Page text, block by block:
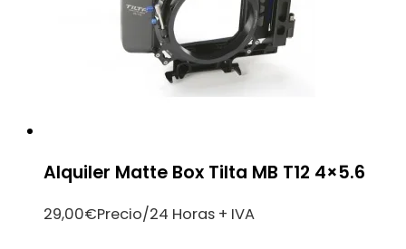
Alquiler Matte Box Tilta MB T12 4×5.6
29,00€Precio/24 Horas + IVA